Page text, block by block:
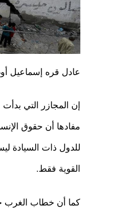
عادل قره إسماعيل
مفادها أن حقوق
للدول ذات السيادة
القوية فقط.
كما أن خطاب الغرب